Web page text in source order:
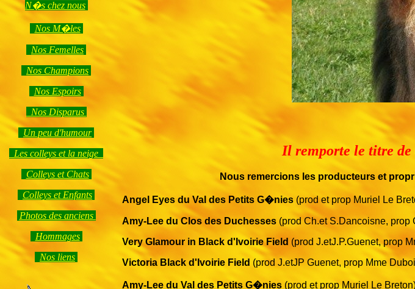
N�s chez nous
Nos M�les
Nos Femelles
Nos Champions
Nos Espoirs
Nos Disparus
Un peu d'humour
Les colleys et la neige
Colleys et Chats
Colleys et Enfants
Photos des anciens
Hommages
Nos liens
Il remporte le titre
Nous remercions les producteurs et
Angel Eyes du Val des Petits G�nies (prod et prop Muriel Le
Amy-Lee du Clos des Duchesses (prod Ch.et S.Dancoisne, prop
Very Glamour in Black d'Ivoirie Field (prod J.etJ.P.Guenet, prop
Victoria Black d'Ivoirie Field (prod J.etJP Guenet, prop Mme
Amy-Lee du Val des Petits G�nies (prod et prop Muriel Le